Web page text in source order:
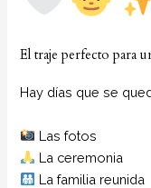
El traje perfecto para
Hay días que se
Las fotos
La ceremonia
La familia reunida